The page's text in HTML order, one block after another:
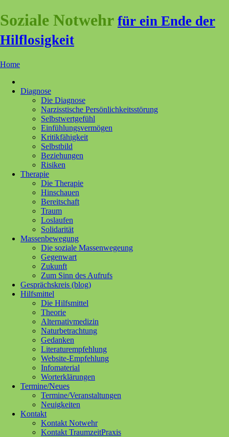
Soziale Notwehr für ein Ende der
Hilflosigkeit
Home
Diagnose
Die Diagnose
Narzisstische Persönlichkeitsstörung
Selbstwertgefühl
Einfühlungsvermögen
Kritikfähigkeit
Selbstbild
Beziehungen
Risiken
Therapie
Die Therapie
Hinschauen
Bereitschaft
Traum
Loslaufen
Solidarität
Massenbewegung
Die soziale Massenwegeung
Gegenwart
Zukunft
Zum Sinn des Aufrufs
Gesprächskreis (blog)
Hilfsmittel
Die Hilfsmittel
Theorie
Alternativmedizin
Naturbetrachtung
Gedanken
Literaturempfehlung
Website-Empfehlung
Infomaterial
Worterklärungen
Termine/Neues
Termine/Veranstaltungen
Neuigkeiten
Kontakt
Kontakt Notwehr
Kontakt TraumzeitPraxis